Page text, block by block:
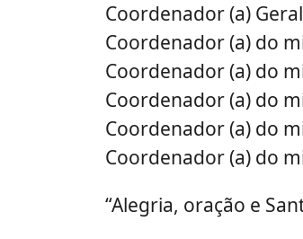
Coordenador (a)
Coordenador (a) do
Coordenador (a) do
Coordenador (a) do
Coordenador (a) do
Coordenador (a) do
“Alegria, oração e